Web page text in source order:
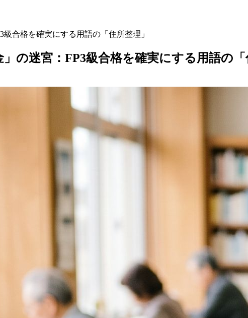
合格を確実にする用語の「住所整理」
の迷宮：FP3級合格を確実にする用語の「